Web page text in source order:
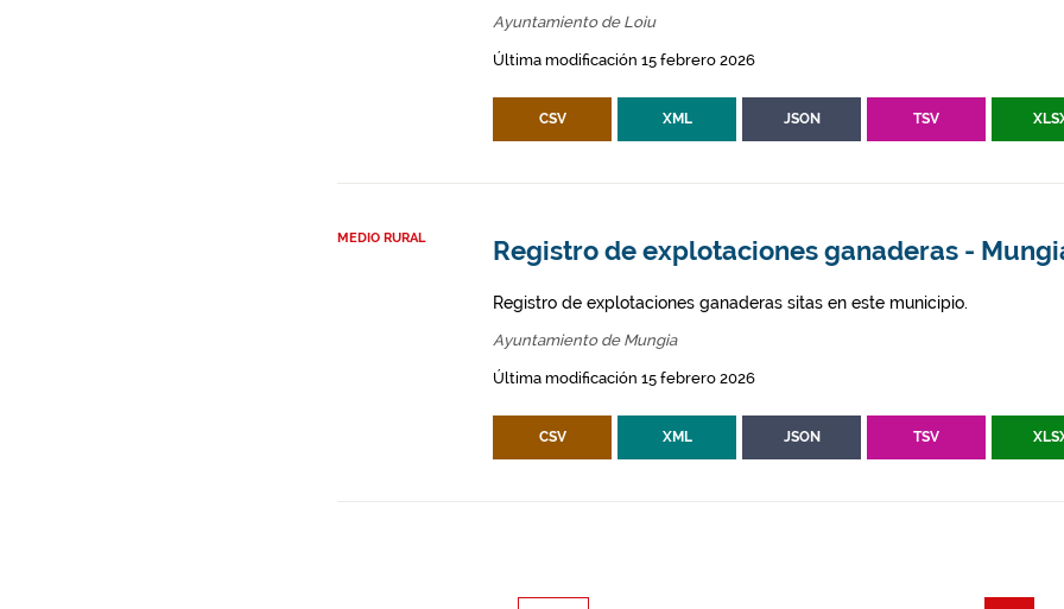
Ayuntamiento de Loiu
Última modificación 15 febrero 2026
CSV XML JSON TSV
MEDIO RURAL Registro de explotaciones ganaderas -
Registro de explotaciones ganaderas sitas en este municipio.
Ayuntamiento de Mungia
Última modificación 15 febrero 2026
CSV XML JSON TSV